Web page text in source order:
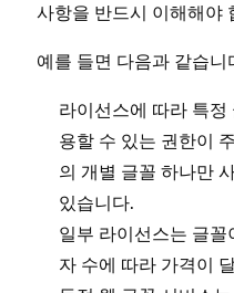
사항을 반드시 이해해야
예를 들면 다음과 같습니
라이선스에 따라 특
용할 수 있는 권한이
의 개별 글꼴 하나만
있습니다.
일부 라이선스는 글
자 수에 따라 가격이